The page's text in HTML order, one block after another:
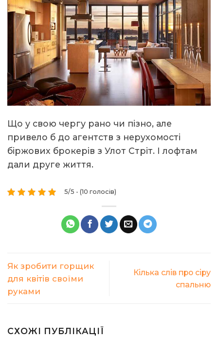
Що у свою чергу рано чи пізно, але
привело б до агентств з нерухомості
біржових брокерів з Улот Стріт. І лофтам
дали друге життя.
5/5 - (10 голосів)
Як зробити горщик
для квітів своїми
руками
Кілька слів про сіру
спальню
СХОЖІ ПУБЛІКАЦІЇ